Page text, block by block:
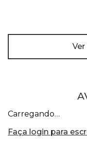
Carregando…
Faça login para